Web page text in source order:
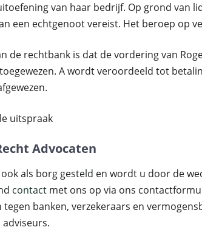
van haar bedrijf. Op grond van
een echtgenoot vereist. Het beroep op
de rechtbank is dat de vordering van
A wordt veroordeeld tot
uitspraak
Advocaten
ook als borg gesteld en wordt u door de
contact met ons op via ons
banken, verzekeraars en